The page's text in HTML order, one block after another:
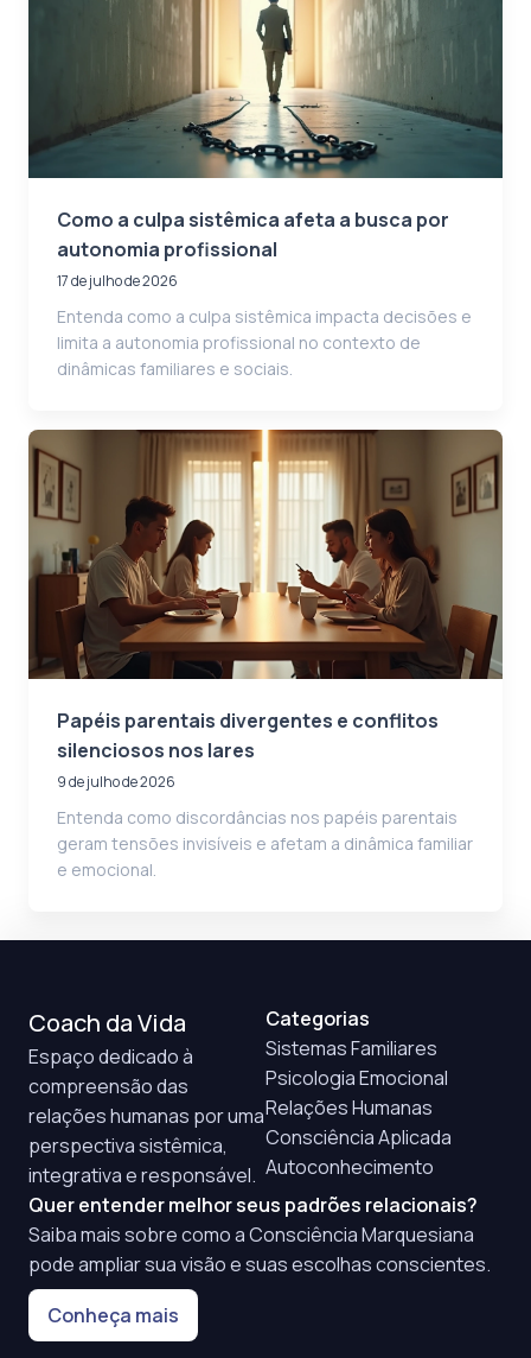
Como a culpa sistêmica afeta a busca por
autonomia profissional
17 de julho de 2026
Entenda como a culpa sistêmica impacta decisões e
limita a autonomia profissional no contexto de
dinâmicas familiares e sociais.
Papéis parentais divergentes e conflitos
silenciosos nos lares
9 de julho de 2026
Entenda como discordâncias nos papéis parentais
geram tensões invisíveis e afetam a dinâmica familiar
e emocional.
Coach da Vida
Espaço dedicado à
compreensão das
relações humanas por uma
perspectiva sistêmica,
integrativa e responsável.
Categorias
Sistemas Familiares
Psicologia Emocional
Relações Humanas
Consciência Aplicada
Autoconhecimento
Quer entender melhor seus padrões relacionais?
Saiba mais sobre como a Consciência Marquesiana
pode ampliar sua visão e suas escolhas conscientes.
Conheça mais